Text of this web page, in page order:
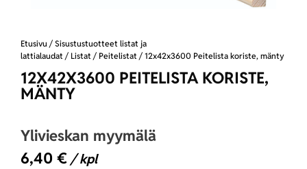
Etusivu / Sisustustuotteet listat ja
lattialaudat / Listat / Peitelistat / 12x42x3600 Peitelista koriste, mänty
12X42X3600 PEITELISTA KORISTE,
MÄNTY
Ylivieskan myymälä
6,40 € / kpl